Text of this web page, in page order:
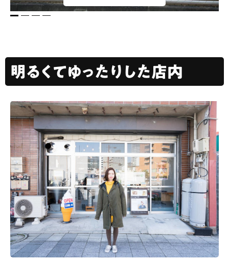
明るくてゆったりした店内